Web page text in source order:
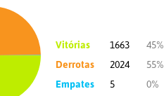
Vitórias 1663
45%
Derrotas
2024
55%
Empates
5 0%